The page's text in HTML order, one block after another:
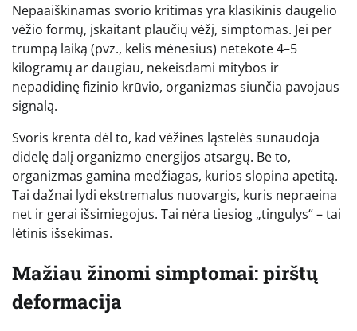
Nepaaiškinamas svorio kritimas yra klasikinis daugelio
vėžio formų, įskaitant plaučių vėžį, simptomas. Jei per
trumpą laiką (pvz., kelis mėnesius) netekote 4–5
kilogramų ar daugiau, nekeisdami mitybos ir
nepadidinę fizinio krūvio, organizmas siunčia pavojaus
signalą.
Svoris krenta dėl to, kad vėžinės ląstelės sunaudoja
didelę dalį organizmo energijos atsargų. Be to,
organizmas gamina medžiagas, kurios slopina apetitą.
Tai dažnai lydi ekstremalus nuovargis, kuris nepraeina
net ir gerai išsimiegojus. Tai nėra tiesiog „tingulys“ – tai
lėtinis išsekimas.
Mažiau žinomi simptomai: pirštų
deformacija